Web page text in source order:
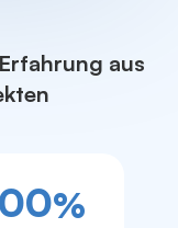
aus
%